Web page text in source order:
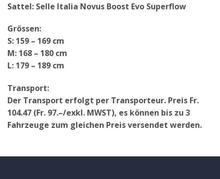
Sattel: Selle Italia Novus Boost Evo Superflow
Grössen:
S: 159 – 169 cm
M: 168 – 180 cm
L: 179 – 189 cm
Transport:
Der Transport erfolgt per Transporteur. Preis Fr.
104.47 (Fr. 97.–/exkl. MWST), es können bis zu 3
Fahrzeuge zum gleichen Preis versendet werden.